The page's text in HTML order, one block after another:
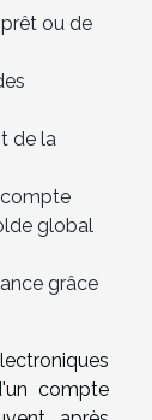
ou de
de la
compte
global
grâce
compte